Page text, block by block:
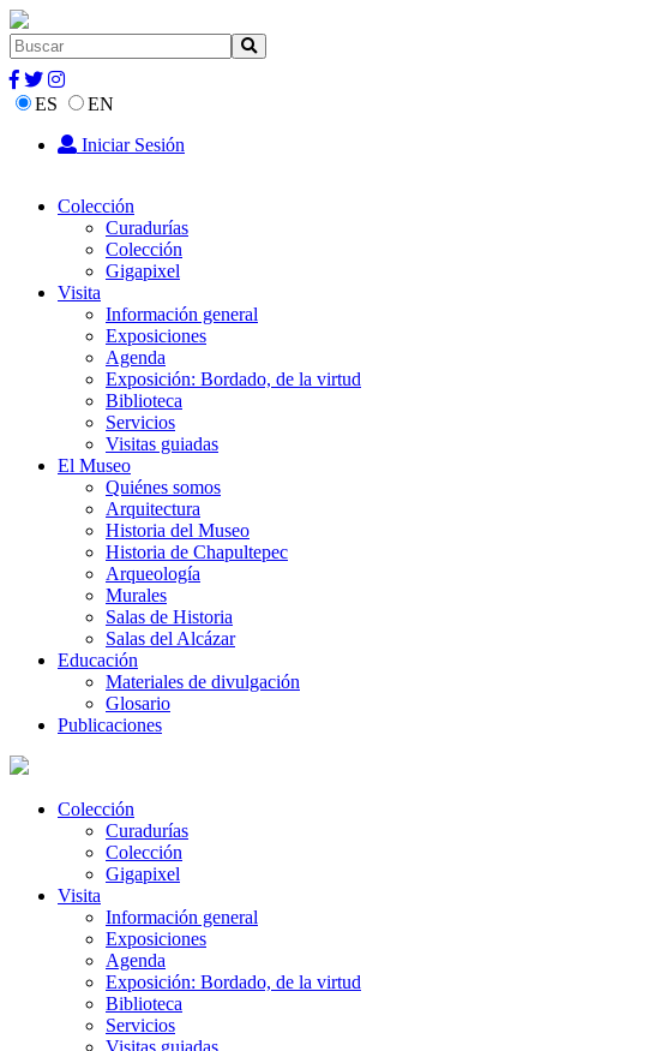
ES
EN
Iniciar Sesión
Colección
Curadurías
Colección
Gigapixel
Visita
Información general
Exposiciones
Agenda
Exposición: Bordado, de la virtud
Biblioteca
Servicios
Visitas guiadas
El Museo
Quiénes somos
Arquitectura
Historia del Museo
Historia de Chapultepec
Arqueología
Murales
Salas de Historia
Salas del Alcázar
Educación
Materiales de divulgación
Glosario
Publicaciones
Colección
Curadurías
Colección
Gigapixel
Visita
Información general
Exposiciones
Agenda
Exposición: Bordado, de la virtud
Biblioteca
Servicios
Visitas guiadas